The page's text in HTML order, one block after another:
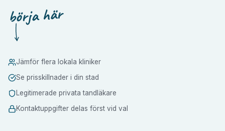
börja här
Jämför flera lokala kliniker
Se prisskillnader i din stad
Legitimerade privata tandläkare
Kontaktuppgifter delas först vid val